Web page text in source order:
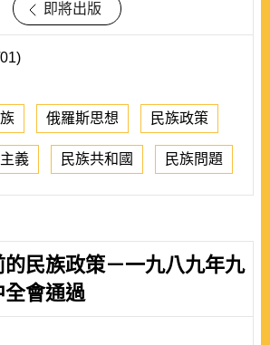
即將出版
俄羅斯思想 民族政策
義 民族共和國 民族問題
民族政策－一九八九年九
全會通過